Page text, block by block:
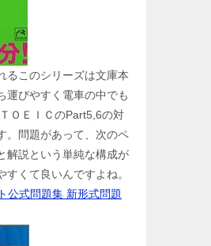
るこのシリーズは文庫本
運びやすく電車の中でも
ＯＥＩＣのPart5,6の対
。問題があって、次のペ
解説という単純な構成が
すくて良いんですよね。
公式問題集 新形式問題